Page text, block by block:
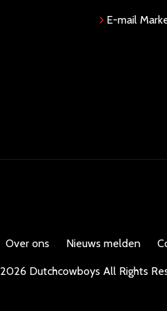
E-mail
Over ons Nieuws melden
2026 Dutchcowboys All Rights